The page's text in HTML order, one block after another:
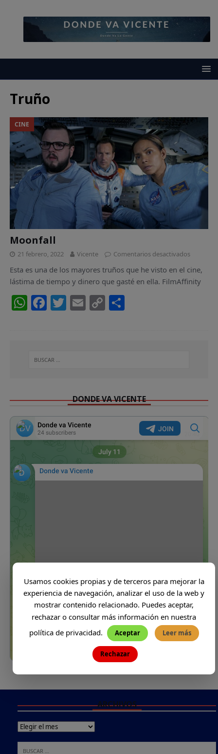
Truño
CINE
Moonfall
21 febrero, 2022 Vicente Comentarios desactivados
Esta es una de los mayores truños que he visto en el cine,
lástima de tiempo y dinero que gasté en ella. FilmAffinity
W
A
p
F
b
o
k
T E C
k r
DONDE VA VICENTE
ARCHIVOS
Usamos cookies propias y de terceros para mejorar la
experiencia de navegación, analizar el uso de la web y
mostrar contenido relacionado. Puedes aceptar,
rechazar o consultar más información en nuestra
política de privacidad.
Aceptar Leer más
Rechazar